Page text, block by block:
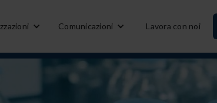
Comunicazioni Lavora con noi